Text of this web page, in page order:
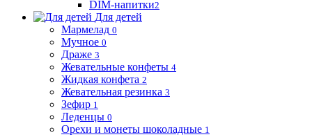
DIM-напитки2
Для детей
Мармелад 0
Мучное 0
Драже 3
Жевательные конфеты 4
Жидкая конфета 2
Жевательная резинка 3
Зефир 1
Леденцы 0
Орехи и монеты шоколадные 1